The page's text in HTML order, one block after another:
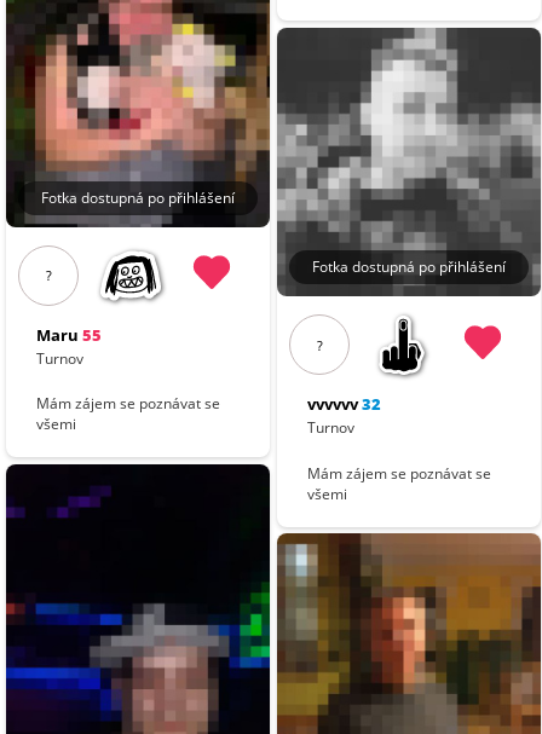
Fotka dostupná po přihlášení
?
Maru 55
Turnov
Mám zájem se poznávat se
všemi
Fotka dostupná po přihlášení
?
vvvvvv32
Turnov
Mám zájem se poznávat se
všemi